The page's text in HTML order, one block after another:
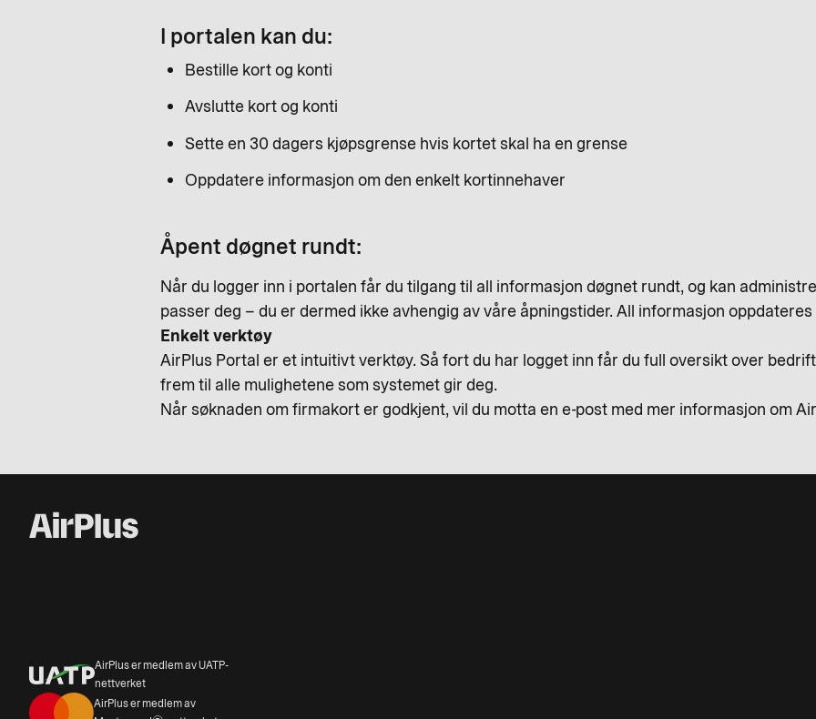
I portalen kan du:
Bestille kort og konti
Avslutte kort og konti
Sette en 30 dagers kjøpsgrense hvis kortet skal ha en grense
Oppdatere informasjon om den enkelt kortinnehaver
Åpent døgnet rundt:
Når du logger inn i portalen får du tilgang til all informasjon døgnet rundt, og kan
passer deg – du er dermed ikke avhengig av våre åpningstider. All informasjon
Enkelt verktøy
AirPlus Portal er et intuitivt verktøy. Så fort du har logget inn får du full oversikt over
frem til alle mulighetene som systemet gir deg.
Når søknaden om firmakort er godkjent, vil du motta en e-post med mer informasjon om
AirPlus er medlem av UATP-
nettverket
AirPlus er medlem av